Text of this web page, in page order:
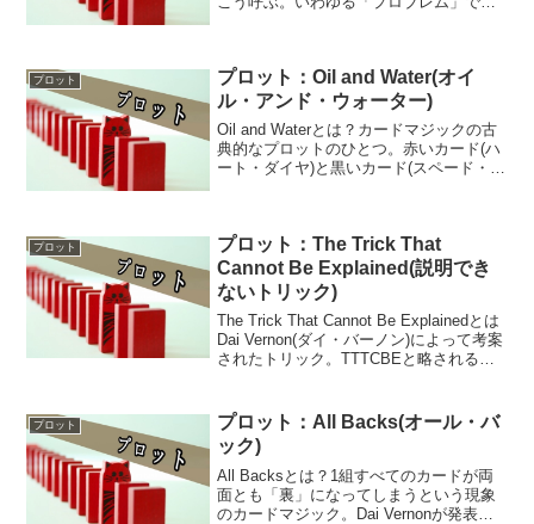
プロット
プロット：Oil and Water(オイ
ル・アンド・ウォーター)
Oil and Waterとは？カードマジックの古
典的なプロットのひとつ。赤いカード(ハ
ート・ダイヤ)と黒いカード(スペード・ク
プロット
プロット：The Trick That
Cannot Be Explained(説明でき
ないトリック)
The Trick That Cannot Be Explainedとは
Dai Vernon(ダイ・バーノン)によって考案
されたトリック。TTTCBEと略されるこ
生むよ...
プロット
プロット：All Backs(オール・バ
ック)
All Backsとは？1組すべてのカードが両
面とも「裏」になってしまうという現象
のカードマジック。Dai Vernonが発表し